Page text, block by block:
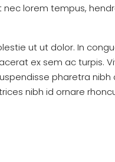
lorem tempus,
ut ut dolor. In
ex sem ac turpis.
pharetra
nibh id ornare